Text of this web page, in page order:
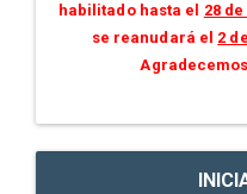
habilitado hasta el 28
se reanudará el 2